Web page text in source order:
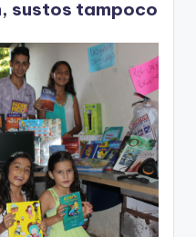
sustos tampoco